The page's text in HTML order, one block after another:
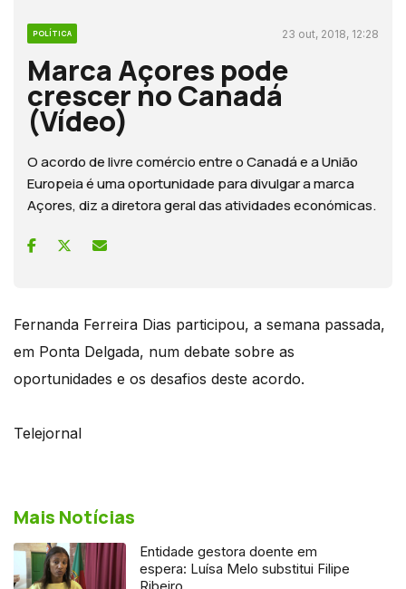
POLÍTICA 23 out, 2018, 12:28
Marca Açores pode
crescer no Canadá
(Vídeo)
O acordo de livre comércio entre o Canadá e a União
Europeia é uma oportunidade para divulgar a marca
Açores, diz a diretora geral das atividades económicas.
Fernanda Ferreira Dias participou, a semana passada,
em Ponta Delgada, num debate sobre as
oportunidades e os desafios deste acordo.
Telejornal
Mais Notícias
Entidade gestora doente em
espera: Luísa Melo substitui Filipe
Ribeiro